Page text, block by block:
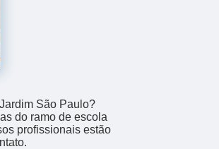
São Paulo?
do ramo de escola
profissionais estão